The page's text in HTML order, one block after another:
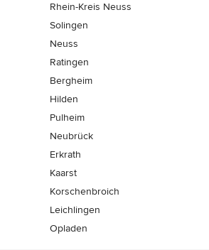
Rhein-Kreis Neuss
Solingen
Neuss
Ratingen
Bergheim
Hilden
Pulheim
Neubrück
Erkrath
Kaarst
Korschenbroich
Leichlingen
Opladen